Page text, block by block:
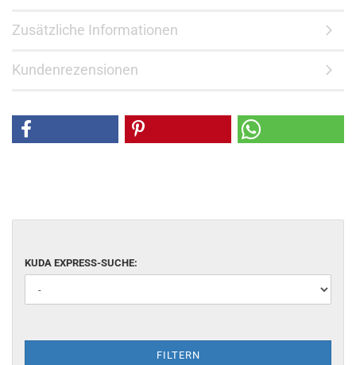
Zusätzliche Informationen
Kundenrezensionen
KUDA EXPRESS-SUCHE:
FILTERN